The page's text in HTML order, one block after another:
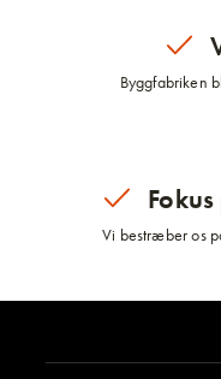
Byggfabriken
Vi bestræber os